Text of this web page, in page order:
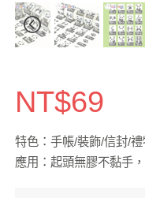
NT$69
特色：手帳/裝飾/信封/
應用：起頭無膠不黏手